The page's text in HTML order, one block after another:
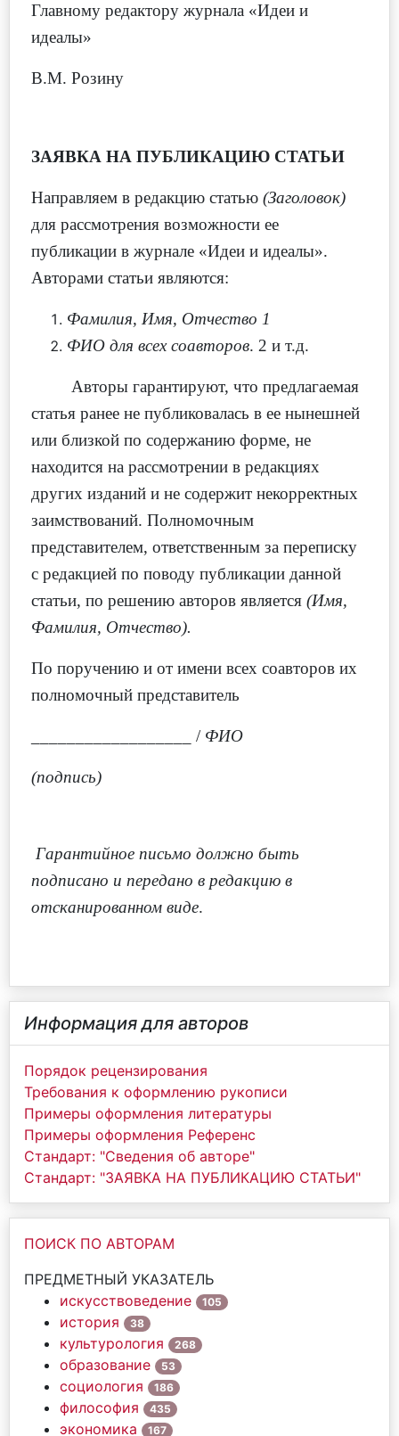
Главному редактору журнала «Идеи и
идеалы»
В.М. Розину
ЗАЯВКА НА ПУБЛИКАЦИЮ СТАТЬИ
Направляем в редакцию статью (Заголовок)
для рассмотрения возможности ее
публикации в журнале «Идеи и идеалы».
Авторами статьи являются:
Фамилия, Имя, Отчество 1
ФИО для всех соавторов. 2 и т.д.
Авторы гарантируют, что предлагаемая
статья ранее не публиковалась в ее нынешней
или близкой по содержанию форме, не
находится на рассмотрении в редакциях
других изданий и не содержит некорректных
заимствований. Полномочным
представителем, ответственным за переписку
с редакцией по поводу публикации данной
статьи, по решению авторов является (Имя,
Фамилия, Отчество).
По поручению и от имени всех соавторов их
полномочный представитель
__________________ / ФИО
(подпись)
Гарантийное письмо должно быть
подписано и передано в редакцию в
отсканированном виде.
Информация для авторов
Порядок рецензирования
Требования к оформлению рукописи
Примеры оформления литературы
Примеры оформления Референс
Стандарт: "Сведения об авторе"
Стандарт: "ЗАЯВКА НА ПУБЛИКАЦИЮ СТАТЬИ"
ПОИСК ПО АВТОРАМ
ПРЕДМЕТНЫЙ УКАЗАТЕЛЬ
искусствоведение
105
история 38
культурология 268
образование 53
социология 186
философия 435
экономика 167